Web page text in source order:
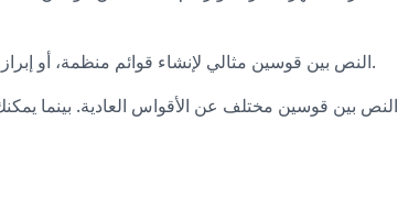
النص بين قوسين مثالي لإنشاء قوائم منظمة، أو إبراز المعلومات التكميلية، أو إضافة مظهر منظم لمحتواك. التصميم بين قوسين يجعل النص يبدو أكثر رسمية ومنظمة.
النص بين قوسين مختلف عن الأقواس العادية. بينما